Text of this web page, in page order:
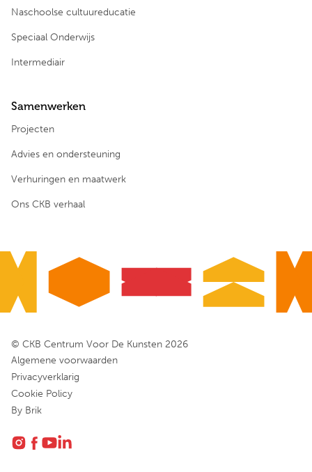
Naschoolse cultuureducatie
Speciaal Onderwijs
Intermediair
Samenwerken
Projecten
Advies en ondersteuning
Verhuringen en maatwerk
Ons CKB verhaal
© CKB Centrum Voor De Kunsten 2026
Algemene voorwaarden
Privacyverklarig
Cookie Policy
By Brik